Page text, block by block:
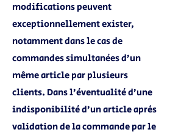
modifications peuvent
exceptionnellement exister,
notamment dans le cas de
commandes simultanées d’un
même article par plusieurs
clients. Dans l’éventualité d’une
indisponibilité d’un article après
validation de la commande par le